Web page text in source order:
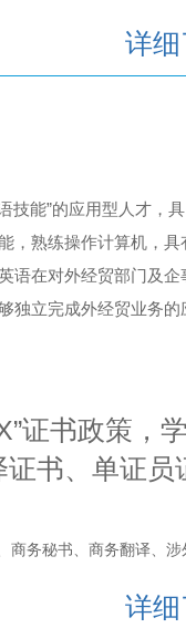
详
技能”的应用型人才，具
，熟练操作计算机，具
语在对外经贸部门及企
独立完成外经贸业务的
证书政策，
书、单证
商务秘书、商务翻译、涉
详